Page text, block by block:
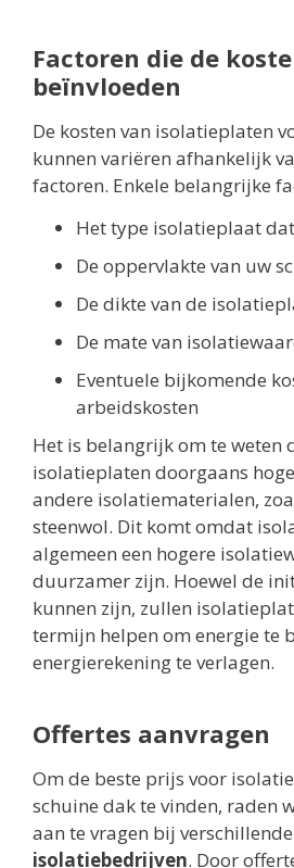
Factoren die de
beïnvloeden
De kosten van isolatieplaten
kunnen variëren afhankelijk
factoren. Enkele belangrijke
Het type isolatieplaat
De oppervlakte van uw
De dikte van de
De mate van
Eventuele bijkomende
arbeidskosten
Het is belangrijk om te weten
isolatieplaten doorgaans
andere isolatiematerialen,
steenwol. Dit komt omdat
algemeen een hogere
duurzamer zijn. Hoewel de
kunnen zijn, zullen
termijn helpen om energie te
energierekening te verlagen.
Offertes aanvragen
Om de beste prijs voor
schuine dak te vinden, raden
aan te vragen bij verschillende
isolatiebedrijven. Door